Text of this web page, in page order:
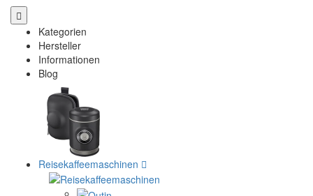
Kategorien
Hersteller
Informationen
Blog
Reisekaffeemaschinen